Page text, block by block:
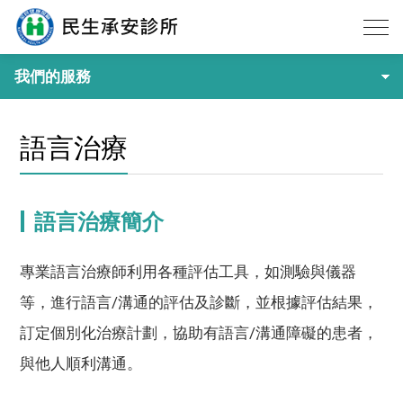
我們的服務
語言治療
語言治療簡介
專業語言治療師利用各種評估工具，如測驗與儀器
等，進行語言/溝通的評估及診斷，並根據評估結果，
訂定個別化治療計劃，協助有語言/溝通障礙的患者，
與他人順利溝通。